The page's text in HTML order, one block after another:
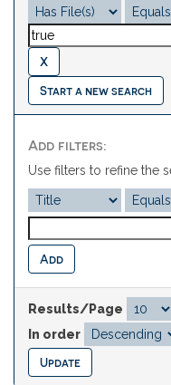
Start a new search
Add filters:
Use filters to refine the
Results/Page
In order